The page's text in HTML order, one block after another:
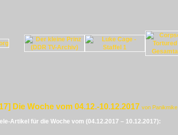
Die Woche vom 04.12.-10.12.2017 von Panikmike
Artikel für die Woche vom (04.12.2017 – 10.12.2017):